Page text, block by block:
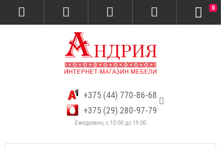
+375 (44) 770-86-68
+375 (29) 280-97-79
Ежедневно, с 10:00 до 19:00
0